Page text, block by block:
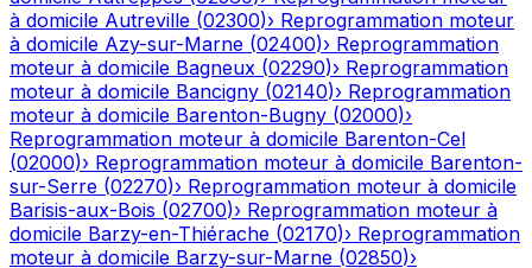
à domicile Autreville (02300)› Reprogrammation moteur
à domicile Azy-sur-Marne (02400)› Reprogrammation
moteur à domicile Bagneux (02290)› Reprogrammation
moteur à domicile Bancigny (02140)› Reprogrammation
moteur à domicile Barenton-Bugny (02000)›
Reprogrammation moteur à domicile Barenton-Cel
(02000)› Reprogrammation moteur à domicile Barenton-
sur-Serre (02270)› Reprogrammation moteur à domicile
Barisis-aux-Bois (02700)› Reprogrammation moteur à
domicile Barzy-en-Thiérache (02170)› Reprogrammation
moteur à domicile Barzy-sur-Marne (02850)›